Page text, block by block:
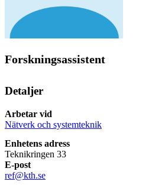
Forskningsassistent
Detaljer
Arbetar vid
Nätverk och systemteknik
Enhetens adress
Teknikringen 33
E-post
ref@kth.se